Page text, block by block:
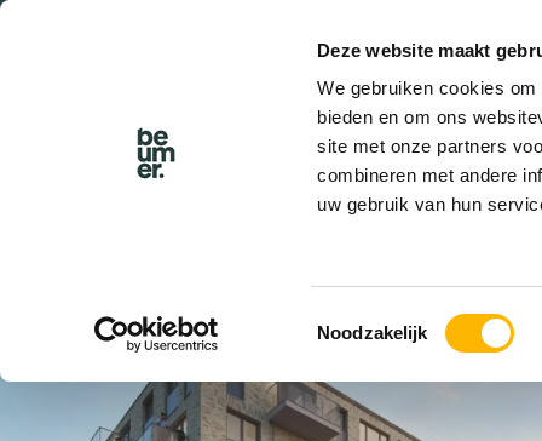
Deze website maakt
We gebruiken cookies
bieden en om ons
site met onze partners
combineren met andere
uw gebruik van hun
Toestemmingsselectie
Noodzakelijk